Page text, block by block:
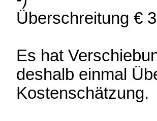
Überschreitung €
Es hat
deshalb einmal
Kostenschätzung.